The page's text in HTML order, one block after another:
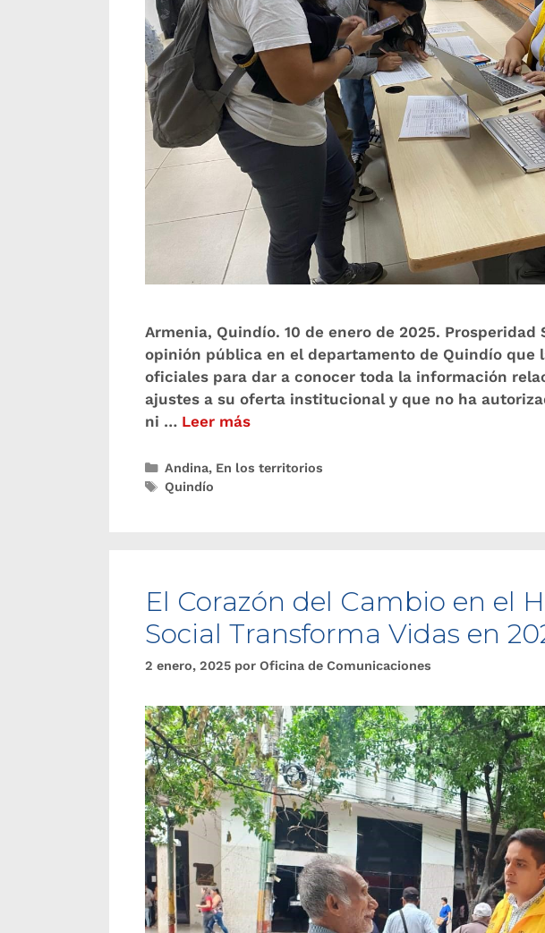
Armenia, Quindío. 10 de enero de 2025.
opinión pública en el departamento de Quindío que
oficiales para dar a conocer toda la información
ajustes a su oferta institucional y que no ha
ni … Leer más
Andina, En los territorios
Quindío
El Corazón del Cambio en el
Social Transforma Vidas en
2 enero, 2025 por Oficina de Comunicaciones